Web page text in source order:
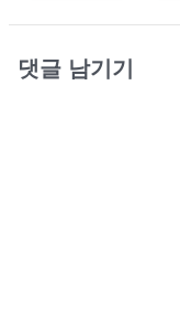
댓글 남기기